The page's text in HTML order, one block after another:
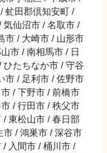
虻田郡倶知安町 /
気仙沼市 / 名取市 /
市 / 大崎市 / 山形市
市 / 南相馬市 / 日
ひたちなか市 / 守谷
市 / 足利市 / 佐野市
/ 下野市 / 前橋市
/ 行田市 / 秩父市
/ 東松山市 / 春日部
市 / 鴻巣市 / 深谷市
/ 入間市 / 桶川市 /